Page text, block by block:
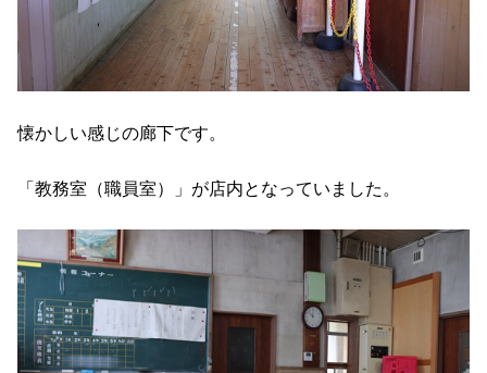
懐かしい感じの廊下です。
「教務室（職員室）」が店内となっていました。